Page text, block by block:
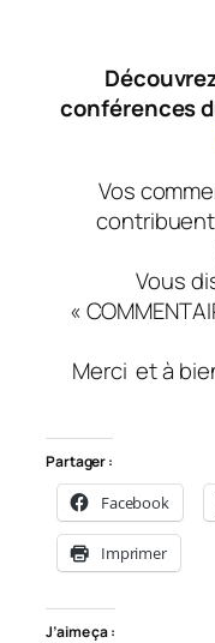
conférences
Vos
contribuent
Vous
«
Merci et à
Partager :
Facebook
Imprimer
J’aime ça :